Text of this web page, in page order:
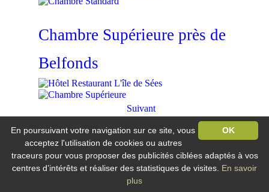
Chambre Supérieure près de
Belfonds
Suivant
Hôtel Restaurant L'île de Sée
Vandel / 61500 Macé
Tél : +33 233 279 865
E.mail : ile-sees@ile-sees.fr
Plan du site
OK
En poursuivant votre navigation sur ce site, vous
acceptez l'utilisation de cookies ou autres
traceurs pour vous proposer des publicités ciblées adaptés à vos
centres d’intérêts et réaliser des statistiques de visites. En savoir
plus